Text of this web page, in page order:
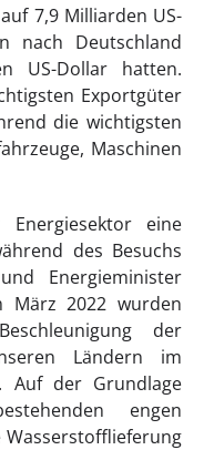
7,9 Milliarden US-
nach Deutschland
US-Dollar hatten.
Exportgüter
die wichtigsten
Maschinen
eine
des Besuchs
Energieminister
März 2022 wurden
der
Ländern im
Auf der Grundlage
engen